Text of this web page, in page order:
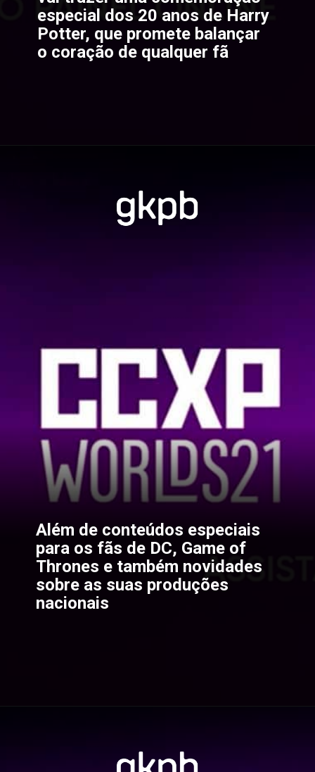
especial dos 20 anos de Harry
Potter, que promete balançar
o coração de qualquer fã
Além de conteúdos especiais
para os fãs de DC, Game of
Thrones e também novidades
sobre as suas produções
nacionais